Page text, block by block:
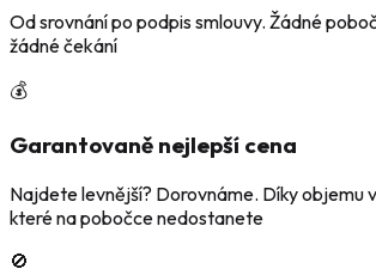
Od srovnání po podpis smlouvy. Žádné
žádné čekání
💰
Garantovaně nejlepší cena
Najdete levnější? Dorovnáme. Díky objemu
které na pobočce nedostanete
🚫